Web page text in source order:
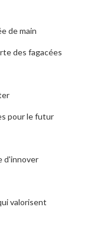
de main
des fagacées
pour le futur
d'innover
valorisent